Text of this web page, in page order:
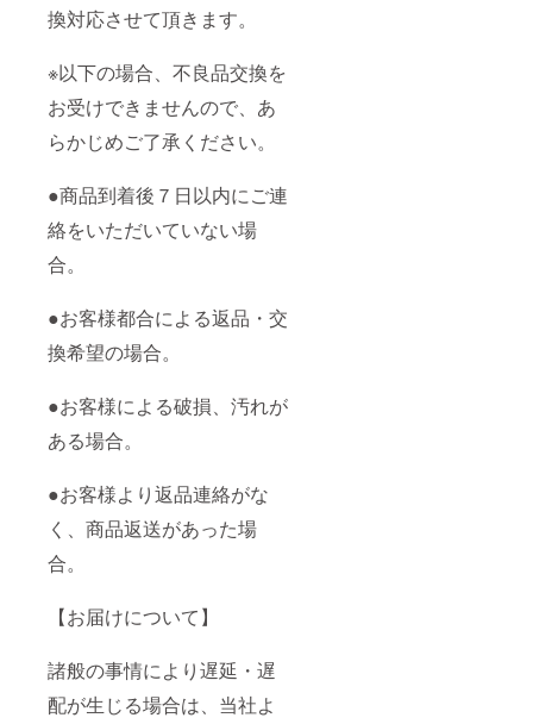
換対応させて頂きます。
※以下の場合、不良品交換を
お受けできませんので、あ
らかじめご了承ください。
●商品到着後７日以内にご連
絡をいただいていない場
合。
●お客様都合による返品・交
換希望の場合。
●お客様による破損、汚れが
ある場合。
●お客様より返品連絡がな
く、商品返送があった場
合。
【お届けについて】
諸般の事情により遅延・遅
配が生じる場合は、当社よ